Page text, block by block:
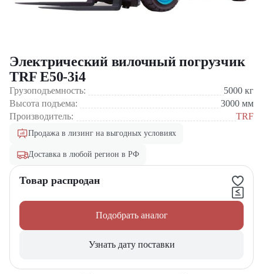
Электрический вилочный погрузчик
TRF E50-3i4
Грузоподъемность: 5000 кг
Высота подъема:
3000 мм
Производитель:
TRF
Продажа в лизинг на выгодных условиях
Доставка в любой регион в РФ
Товар распродан
Подобрать аналог
Узнать дату поставки